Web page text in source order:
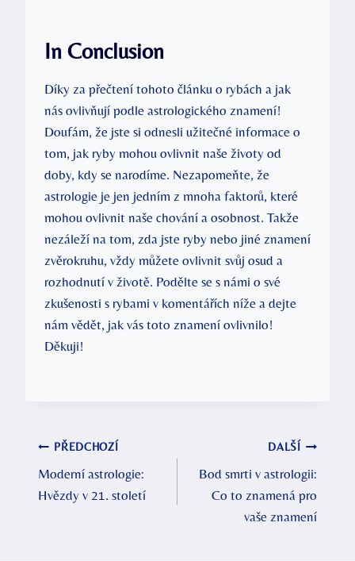
In Conclusion
Díky za přečtení tohoto článku o rybách a jak
nás ovlivňují podle astrologického znamení!
Doufám, že jste si odnesli užitečné informace o
tom, jak ryby mohou ovlivnit naše životy od
doby, kdy se narodíme. Nezapomeňte, že
astrologie je jen jedním z mnoha faktorů, které
mohou ovlivnit naše chování a osobnost. Takže
nezáleží na tom, zda jste ryby nebo jiné znamení
zvěrokruhu, vždy můžete ovlivnit svůj osud a
rozhodnutí v životě. Podělte se s námi o své
zkušenosti s rybami v komentářích níže a dejte
nám vědět, jak vás toto znamení ovlivnilo!
Děkuji!
Navigace
pro
PŘEDCHOZÍ
Moderní astrologie:
Hvězdy v 21. století
DALŠÍ
Bod smrti v astrologii:
Co to znamená pro
vaše znamení